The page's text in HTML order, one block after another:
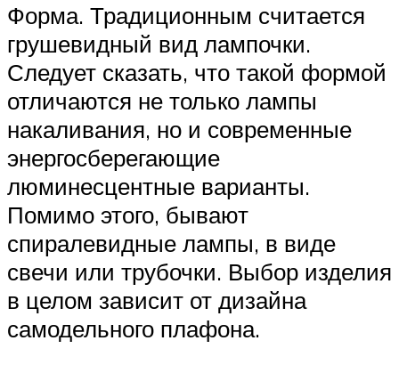
Форма. Традиционным считается
грушевидный вид лампочки.
Следует сказать, что такой формой
отличаются не только лампы
накаливания, но и современные
энергосберегающие
люминесцентные варианты.
Помимо этого, бывают
спиралевидные лампы, в виде
свечи или трубочки. Выбор изделия
в целом зависит от дизайна
самодельного плафона.